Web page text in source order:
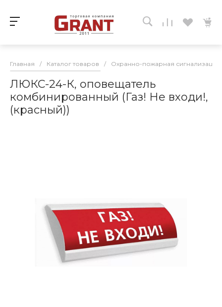
Главная / Каталог товаров / Охранно-пожарная сигнализация
ЛЮКС-24-К, оповещатель
комбинированный (Газ! Не входи!,
(красный))